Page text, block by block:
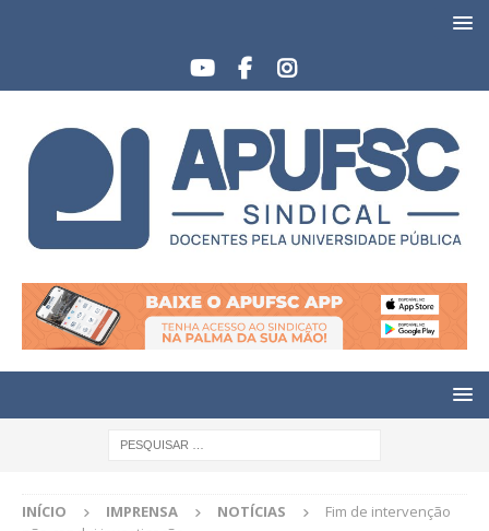
INÍCIO IMPRENSA NOTÍCIAS
Fim de intervenção